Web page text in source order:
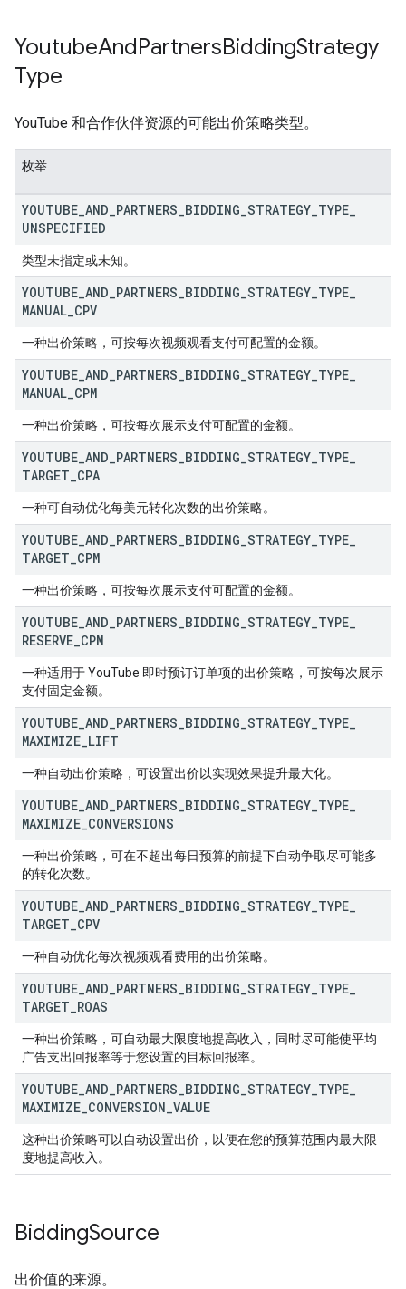
YoutubeAndPartnersBiddingStrategy
Type
YouTube 和合作伙伴资源的可能出价策略类型。
枚举
YOUTUBE AND PARTNERS BIDDING STRATEGY TYPE
UNSPECIFIED
类型未指定或未知。
YOUTUBE AND PARTNERS BIDDING STRATEGY TYPE
MANUAL CPV
一种出价策略，可按每次视频观看支付可配置的金额。
YOUTUBE AND PARTNERS BIDDING STRATEGY TYPE
MANUAL CPM
一种出价策略，可按每次展示支付可配置的金额。
YOUTUBE AND PARTNERS BIDDING STRATEGY TYPE
TARGET CPA
一种可自动优化每美元转化次数的出价策略。
YOUTUBE AND PARTNERS BIDDING STRATEGY TYPE
TARGET CPM
一种出价策略，可按每次展示支付可配置的金额。
YOUTUBE AND PARTNERS BIDDING STRATEGY TYPE
RESERVE CPM
一种适用于 YouTube 即时预订订单项的出价策略，可按每次展示
支付固定金额。
YOUTUBE AND PARTNERS BIDDING STRATEGY TYPE
MAXIMIZE LIFT
一种自动出价策略，可设置出价以实现效果提升最大化。
YOUTUBE AND PARTNERS BIDDING STRATEGY TYPE
MAXIMIZE CONVERSIONS
一种出价策略，可在不超出每日预算的前提下自动争取尽可能多
的转化次数。
YOUTUBE AND PARTNERS BIDDING STRATEGY TYPE
TARGET CPV
一种自动优化每次视频观看费用的出价策略。
YOUTUBE AND PARTNERS BIDDING STRATEGY TYPE
TARGET ROAS
一种出价策略，可自动最大限度地提高收入，同时尽可能使平均
广告支出回报率等于您设置的目标回报率。
YOUTUBE AND PARTNERS BIDDING STRATEGY TYPE
MAXIMIZE CONVERSION VALUE
这种出价策略可以自动设置出价，以便在您的预算范围内最大限
度地提高收入。
BiddingSource
出价值的来源。